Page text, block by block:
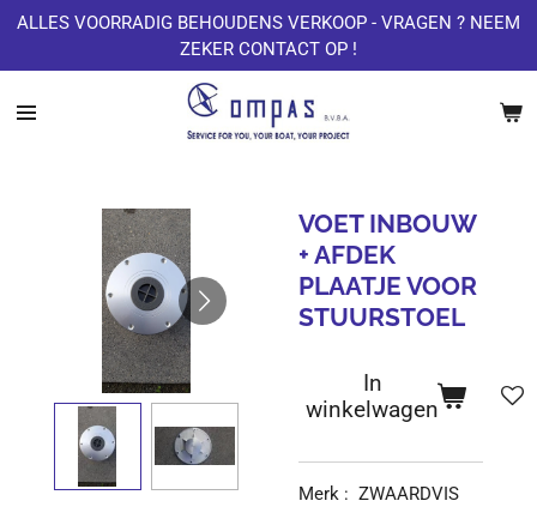
Ga
naar
de
ALLES VOORRADIG BEHOUDENS VERKOOP - VRAGEN ? NEEM
ZEKER CONTACT OP !
VOET INBOUW
+ AFDEK
PLAATJE VOOR
STUURSTOEL
In
winkelwagen
Merk : ZWAARDVIS